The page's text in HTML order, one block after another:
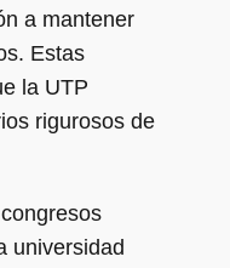
a mantener
Estas
la UTP
rigurosos de
universidad